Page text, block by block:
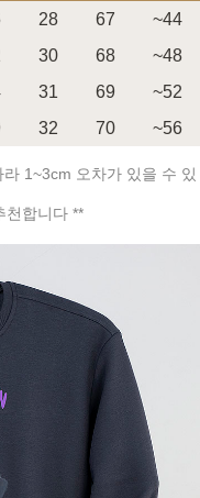
28 67
~44
30 68
~48
31 69
~52
32 70 ~56
1~3cm 오차가 있을 수 있
천합니다 **